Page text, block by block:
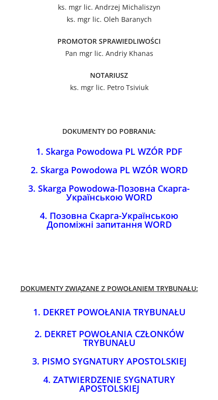
ks. mgr lic. Andrzej Michaliszyn
ks. mgr lic. Oleh Baranych
PROMOTOR SPRAWIEDLIWOŚCI
Pan mgr lic. Andriy Khanas
NOTARIUSZ
ks. mgr lic. Petro Tsiviuk
DOKUMENTY DO POBRANIA:
1. Skarga Powodowa PL WZÓR PDF
2. Skarga Powodowa PL WZÓR WORD
3. Skarga Powodowa-Позовна Скарга-
Українською WORD
4. Позовна Скарга-Українською
Допоміжні запитання WORD
DOKUMENTY ZWIĄZANE Z POWOŁANIEM TRYBUNAŁU:
1. DEKRET POWOŁANIA TRYBUNAŁU
2. DEKRET POWOŁANIA CZŁONKÓW
TRYBUNAŁU
3. PISMO SYGNATURY APOSTOLSKIEJ
4. ZATWIERDZENIE SYGNATURY
APOSTOLSKIEJ